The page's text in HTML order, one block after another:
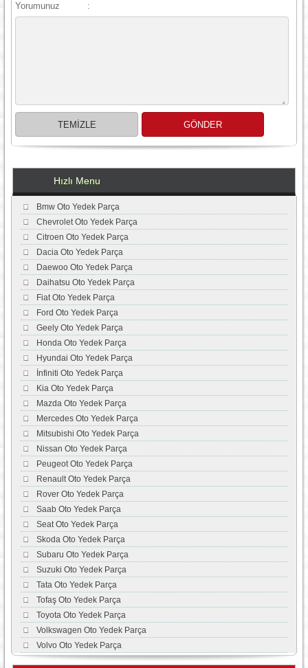
Yorumunuz :
Hızlı Menu
Bmw Oto Yedek Parça
Chevrolet Oto Yedek Parça
Citroen Oto Yedek Parça
Dacia Oto Yedek Parça
Daewoo Oto Yedek Parça
Daihatsu Oto Yedek Parça
Fiat Oto Yedek Parça
Ford Oto Yedek Parça
Geely Oto Yedek Parça
Honda Oto Yedek Parça
Hyundai Oto Yedek Parça
İnfiniti Oto Yedek Parça
Kia Oto Yedek Parça
Mazda Oto Yedek Parça
Mercedes Oto Yedek Parça
Mitsubishi Oto Yedek Parça
Nissan Oto Yedek Parça
Peugeot Oto Yedek Parça
Renault Oto Yedek Parça
Rover Oto Yedek Parça
Saab Oto Yedek Parça
Seat Oto Yedek Parça
Skoda Oto Yedek Parça
Subaru Oto Yedek Parça
Suzuki Oto Yedek Parça
Tata Oto Yedek Parça
Tofaş Oto Yedek Parça
Toyota Oto Yedek Parça
Volkswagen Oto Yedek Parça
Volvo Oto Yedek Parça